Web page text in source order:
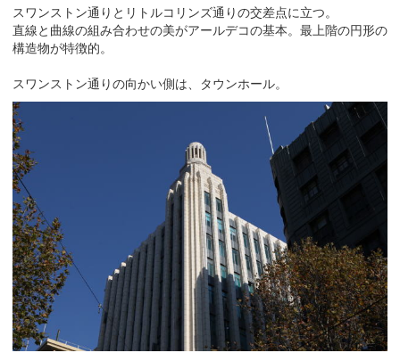
スワンストン通りとリトルコリンズ通りの交差点に立つ。
直線と曲線の組み合わせの美がアールデコの基本。最上階の円形の
構造物が特徴的。
スワンストン通りの向かい側は、タウンホール。